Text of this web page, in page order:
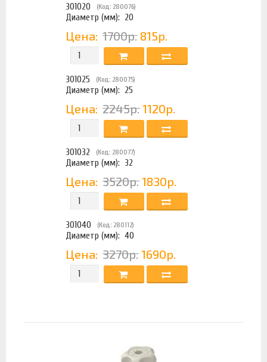
301020 (Код: 280076)
Диаметр (мм): 20
Цена: 1700р. 815р.
301025 (Код: 280075)
Диаметр (мм): 25
Цена: 2245р. 1120р.
301032 (Код: 280077)
Диаметр (мм): 32
Цена: 3520р. 1830р.
301040 (Код: 280112)
Диаметр (мм): 40
Цена: 3270р. 1690р.